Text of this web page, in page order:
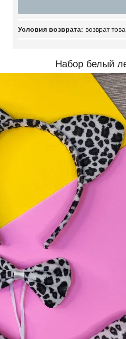
возврат
Набор белый